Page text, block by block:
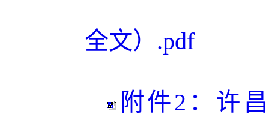
全文）.pdf
附件2：许